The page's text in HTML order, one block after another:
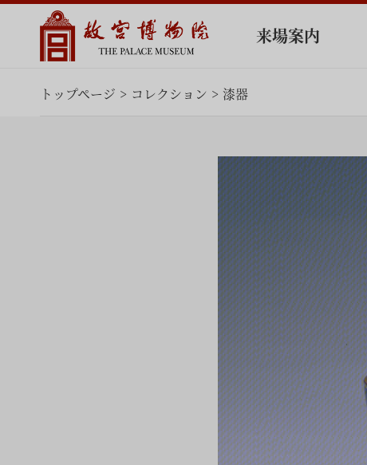
来場案内
トップページ コレクション 漆器